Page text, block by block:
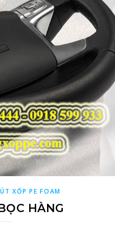
XỐP PE FOAM
HÀNG